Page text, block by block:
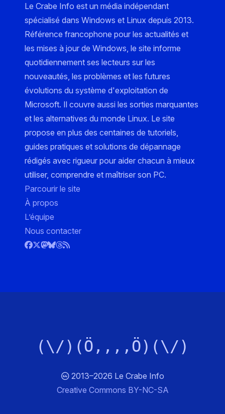
Le Crabe Info est un média indépendant
spécialisé dans Windows et Linux depuis 2013.
Référence francophone pour les actualités et
les mises à jour de Windows, le site informe
quotidiennement ses lecteurs sur les
nouveautés, les problèmes et les futures
évolutions du système d'exploitation de
Microsoft. Il couvre aussi les sorties marquantes
et les alternatives du monde Linux. Le site
propose en plus des centaines de tutoriels,
guides pratiques et solutions de dépannage
rédigés avec rigueur pour aider chacun à mieux
utiliser, comprendre et maîtriser son PC.
Parcourir le site
À propos
L’équipe
Nous contacter
(\/)(Ö,,,,Ö)(\/)
2013–2026 Le Crabe Info
Creative Commons BY-NC-SA